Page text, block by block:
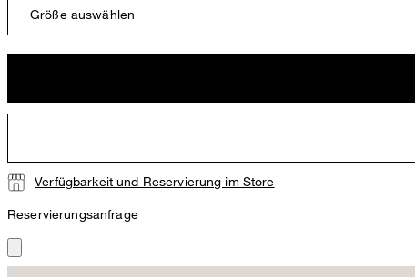
Größe auswählen
Verfügbarkeit und Reservierung im Store
Reservierungsanfrage